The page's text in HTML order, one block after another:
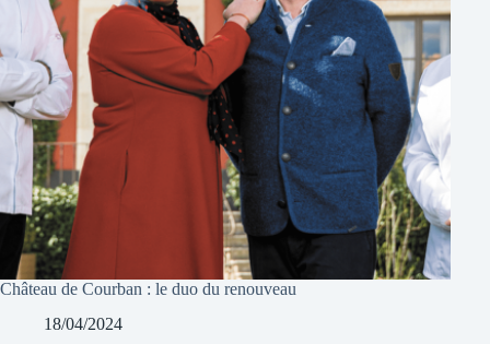
Château de Courban : le duo du renouveau
18/04/2024